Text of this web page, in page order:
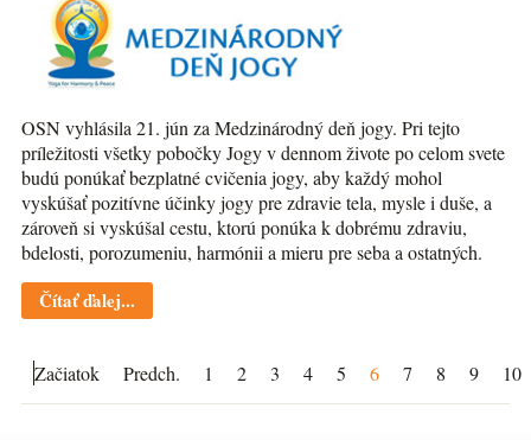
OSN vyhlásila 21. jún za Medzinárodný deň jogy. Pri tejto
príležitosti všetky pobočky Jogy v dennom živote po celom svete
budú ponúkať bezplatné cvičenia jogy, aby každý mohol
vyskúšať pozitívne účinky jogy pre zdravie tela, mysle i duše, a
zároveň si vyskúšal cestu, ktorú ponúka k dobrému zdraviu,
bdelosti, porozumeniu, harmónii a mieru pre seba a ostatných.
Čítať ďalej...
Začiatok Predch. 1 2 3 4 5 6 7 8 9 10